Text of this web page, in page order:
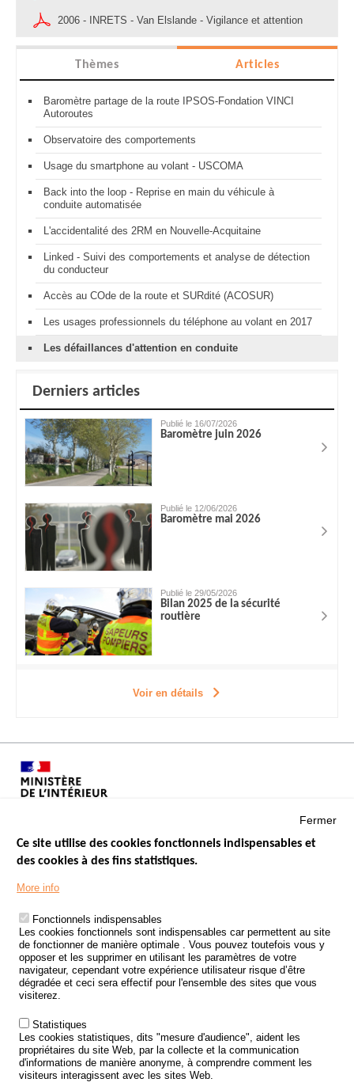
2006 - INRETS - Van Elslande - Vigilance et attention
Thèmes Articles
Baromètre partage de la route IPSOS-Fondation VINCI
Autoroutes
Observatoire des comportements
Usage du smartphone au volant - USCOMA
Back into the loop - Reprise en main du véhicule à
conduite automatisée
L'accidentalité des 2RM en Nouvelle-Acquitaine
Linked - Suivi des comportements et analyse de détection
du conducteur
Accès au COde de la route et SURdité (ACOSUR)
Les usages professionnels du téléphone au volant en 2017
Les défaillances d'attention en conduite
Derniers articles
Publié le 16/07/2026
Baromètre juin 2026
Publié le 12/06/2026
Baromètre mai 2026
Publié le 29/05/2026
Bilan 2025 de la sécurité
routière
Voir en détails
Menu
Footer
LES SITES PUBLICS
ÉTAT DE L’INSÉCURITÉ ROUTIÈRE
TRAITEMENT DES DONNÉES PERSONNELLES DES ACCIDENTS DE
LA ROUTE
ETUDES ET RECHERCHES
APPEL À PROJETS
POLITIQUE DE SÉCURITÉ ROUTIÈRE
Outils
AGENDA
Fermer
Ce site utilise des cookies fonctionnels indispensables et
des cookies à des fins statistiques.
More info
Fonctionnels indispensables
Les cookies fonctionnels sont indispensables car permettent au site
de fonctionner de manière optimale . Vous pouvez toutefois vous y
opposer et les supprimer en utilisant les paramètres de votre
navigateur, cependant votre expérience utilisateur risque d’être
dégradée et ceci sera effectif pour l'ensemble des sites que vous
visiterez.
Statistiques
Les cookies statistiques, dits "mesure d'audience", aident les
propriétaires du site Web, par la collecte et la communication
d'informations de manière anonyme, à comprendre comment les
visiteurs interagissent avec les sites Web.